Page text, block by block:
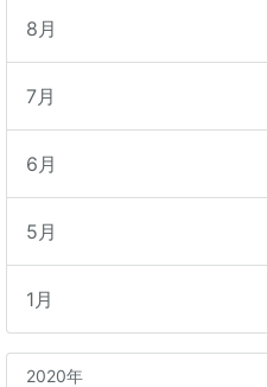
8月
7月
6月
5月
1月
2020年